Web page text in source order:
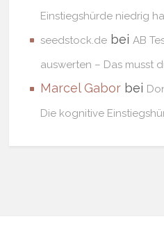
Einstiegshürde niedrig
seedstock.de beiAB
auswerten – Das musst
Marcel Gabor bei
Die kognitive